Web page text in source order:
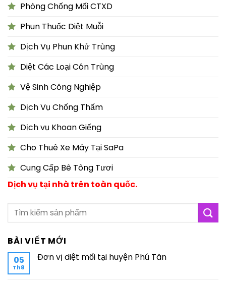
Phòng Chống Mối CTXD
Phun Thuốc Diệt Muỗi
Dịch Vụ Phun Khử Trùng
Diệt Các Loại Côn Trùng
Vệ Sinh Công Nghiệp
Dịch Vụ Chống Thấm
Dịch vụ Khoan Giếng
Cho Thuê Xe Máy Tại SaPa
Cung Cấp Bê Tông Tươi
Dịch vụ tại nhà trên toàn quốc.
BÀI VIẾT MỚI
05
Th8
Đơn vị diệt mối tại huyện Phú Tân